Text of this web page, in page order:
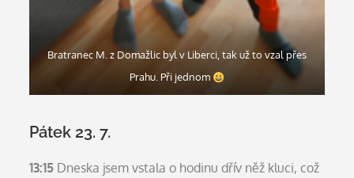
Bratranec M. z Domažlic byl v Liberci, tak už to vzal přes
Prahu. Při jednom
Pátek 23. 7.
13:15 Dneska jsem vstala o hodinu dřív něž kluci, což